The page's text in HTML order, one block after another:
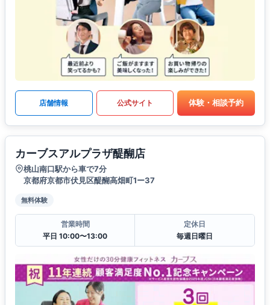
店舗情報 公式サイト 体験・相談予約
カーブスアルプラザ醍醐店
桃山南口駅から車で7分
京都府京都市伏見区醍醐高畑町1ー37
無料体験
営業時間
平日 10:00〜13:00
定休日
毎週日曜日